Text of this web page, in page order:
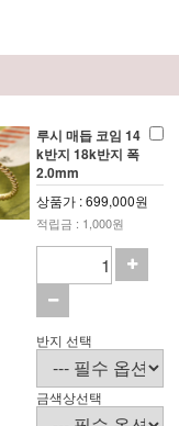
루시 매듭 코임 14
k반지 18k반지 폭
2.0mm
상품가 : 699,000원
적립금 : 1,000원
반지 선택
금색상선택